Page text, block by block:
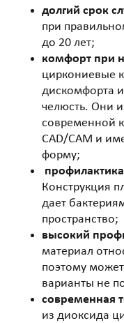
долгий срок
при
до 20 лет;
комфорт при
циркониевые
дискомфорта
челюсть. Они
современной
CAD/CAM и
форму;
Конструкция
дает
пространство;
высокий
материал
поэтому может
варианты не
современная
из диоксида